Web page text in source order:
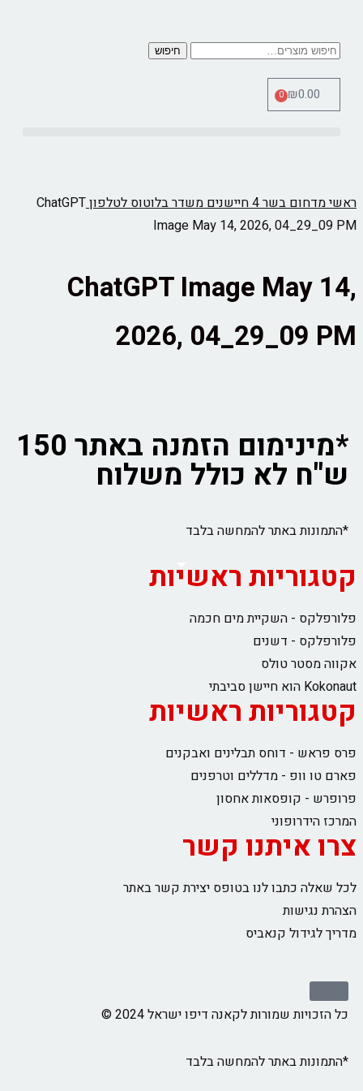
חיפוש
₪0.00
0
ראשימדחום בשר 4 חיישנים משדר בלוטוס לטלפון
ChatGPT
Image May 14, 2026, 04_29_09 PM
ChatGPT Image May 14,
2026, 04_29_09 PM
*מינימום הזמנה באתר 150
ש"ח לא כולל משלוח
*התמונות באתר להמחשה בלבד
קטגוריות ראשיות
פלורפלקס - השקיית מים חכמה
פלורפלקס - דשנים
אקווה מסטר טולס
Kokonaut הוא חיישן סביבתי
קטגוריות ראשיות
פרס פראש - דוחס תבלינים ואבקנים
פארם טו וופ - מדללים וטרפנים
פרופרש - קופסאות אחסון
המרכז הידרופוני
צרו איתנו קשר
לכל שאלה כתבו לנו בטופס יצירת קשר באתר
הצהרת נגישות
מדריך לגידול קנאביס
כל הזכויות שמורות לקאנה דיפו ישראל 2024 ©
*התמונות באתר להמחשה בלבד